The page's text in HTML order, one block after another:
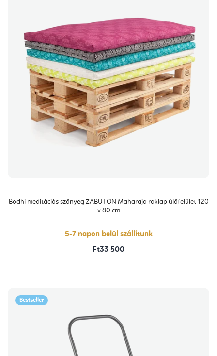
Bodhi meditációs szőnyeg ZABUTON Maharaja raklap ülőfelület 120
x 80 cm
5-7 napon belül szállítunk
Ft33 500
Bestseller